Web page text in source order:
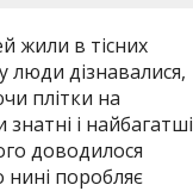
жили в тісних
люди дізнавалися,
плітки на
і найбагатші
доводилося
нині поробляє